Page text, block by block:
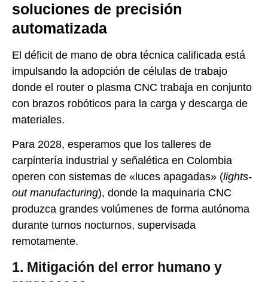
soluciones de precisión
automatizada
El déficit de mano de obra técnica calificada está
impulsando la adopción de células de trabajo
donde el router o plasma CNC trabaja en conjunto
con brazos robóticos para la carga y descarga de
materiales.
Para 2028, esperamos que los talleres de
carpintería industrial y señalética en Colombia
operen con sistemas de «luces apagadas» (lights-
out manufacturing), donde la maquinaria CNC
produzca grandes volúmenes de forma autónoma
durante turnos nocturnos, supervisada
remotamente.
1. Mitigación del error humano y